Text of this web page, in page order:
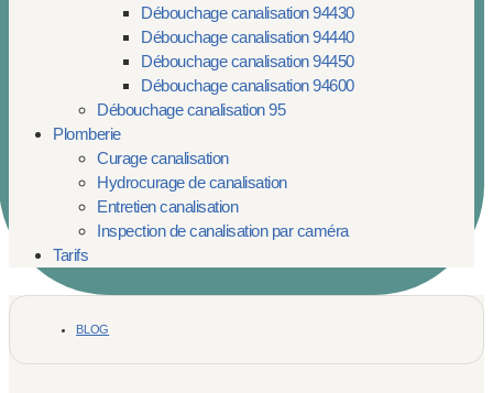
Débouchage canalisation 94430
Débouchage canalisation 94440
Débouchage canalisation 94450
Débouchage canalisation 94600
Débouchage canalisation 95
Plomberie
Curage canalisation
Hydrocurage de canalisation
Entretien canalisation
Inspection de canalisation par caméra
Tarifs
BLOG